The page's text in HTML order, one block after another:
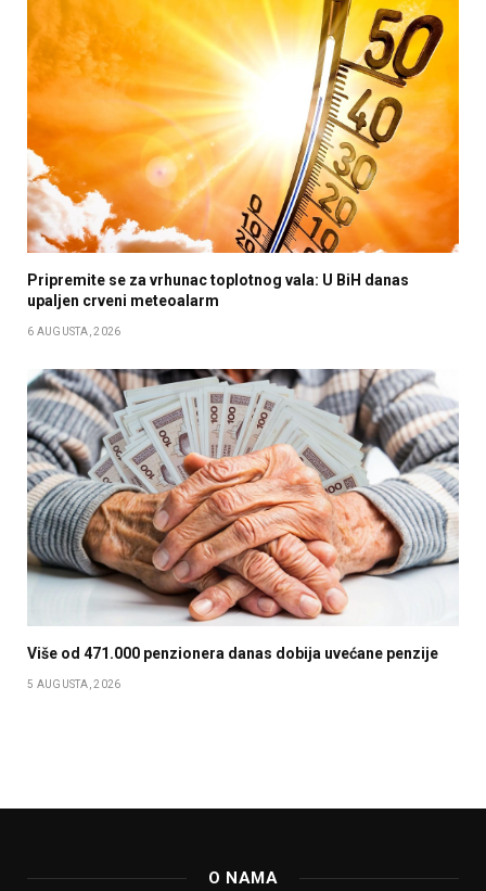
Pripremite se za vrhunac toplotnog vala: U BiH danas
upaljen crveni meteoalarm
6 AUGUSTA, 2026
Više od 471.000 penzionera danas dobija uvećane penzije
5 AUGUSTA, 2026
O NAMA